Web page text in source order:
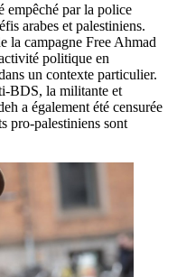
empêché par la police
arabes et palestiniens.
la campagne Free Ahmad
politique en
un contexte particulier.
BDS, la militante et
a également été censurée
pro-palestiniens sont